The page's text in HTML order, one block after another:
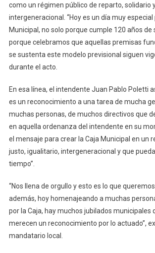
como un régimen público de reparto, solidario
intergeneracional. “Hoy es un día muy especial
Municipal, no solo porque cumple 120 años de
porque celebramos que aquellas premisas
se sustenta este modelo previsional siguen
durante el acto.
En esa línea, el intendente Juan Pablo Poletti
es un reconocimiento a una tarea de mucha
muchas personas, de muchos directivos que
en aquella ordenanza del intendente en su
el mensaje para crear la Caja Municipal en un
justo, igualitario, intergeneracional y que
tiempo”.
“Nos llena de orgullo y esto es lo que
además, hoy homenajeando a muchas
por la Caja, hay muchos jubilados municipales
merecen un reconocimiento por lo actuado”,
mandatario local.